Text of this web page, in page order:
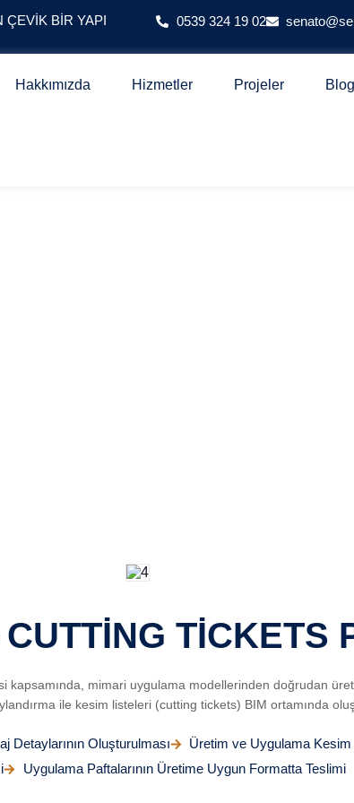
ÇEVIK BIR YAPI
0539 324 19 02
Hakkımızda Hizmetler Projeler Blog
TİCKETS
mimari uygulama modellerinden doğrudan
ile kesim listeleri (cutting tickets) BIM ortamında
Detaylarının Oluşturulması
Üretim ve Uygulama Kesim
Uygulama Paftalarının Üretime Uygun Formatta Teslimi